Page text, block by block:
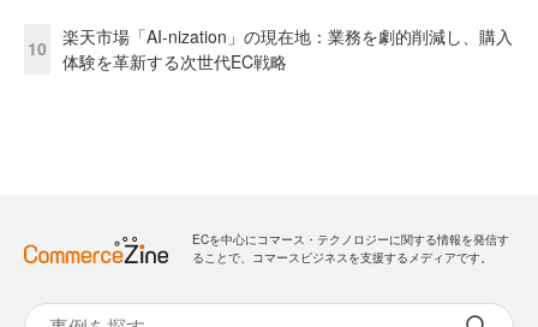
10
楽天市場「AI-nization」の現在地：業務を劇的削減し、購入
体験を革新する次世代EC戦略
ECを中心にコマース・テクノロジーに関する情報を発信す
ることで、コマースビジネスを支援するメディアです。